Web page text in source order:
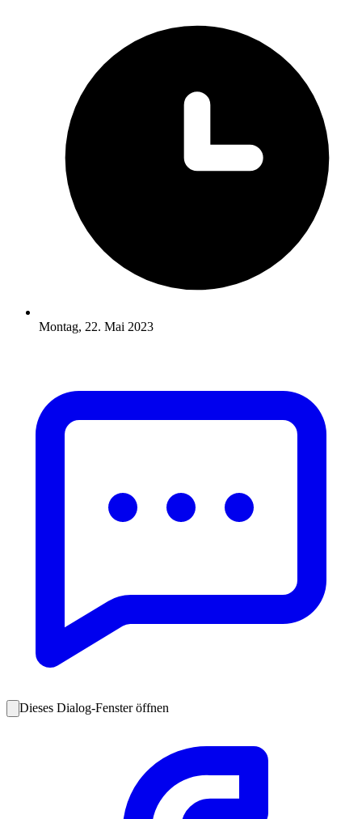
Montag, 22. Mai 2023
Dieses Dialog-Fenster öffnen